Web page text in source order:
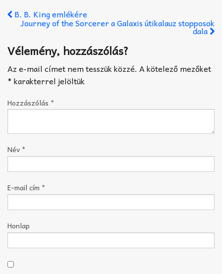
B. B. King emlékére
Journey of the Sorcerer a Galaxis útikalauz stopposok
dala
Vélemény, hozzászólás?
Az e-mail címet nem tesszük közzé. A kötelező mezőket
*karakterrel jelöltük
Hozzászólás *
Név *
E-mail cím *
Honlap